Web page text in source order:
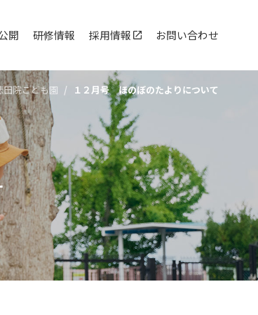
開 研修情報 採用情報 お問い合わせ
⽥院こども園 １２月号 ほのぼのたよりについて